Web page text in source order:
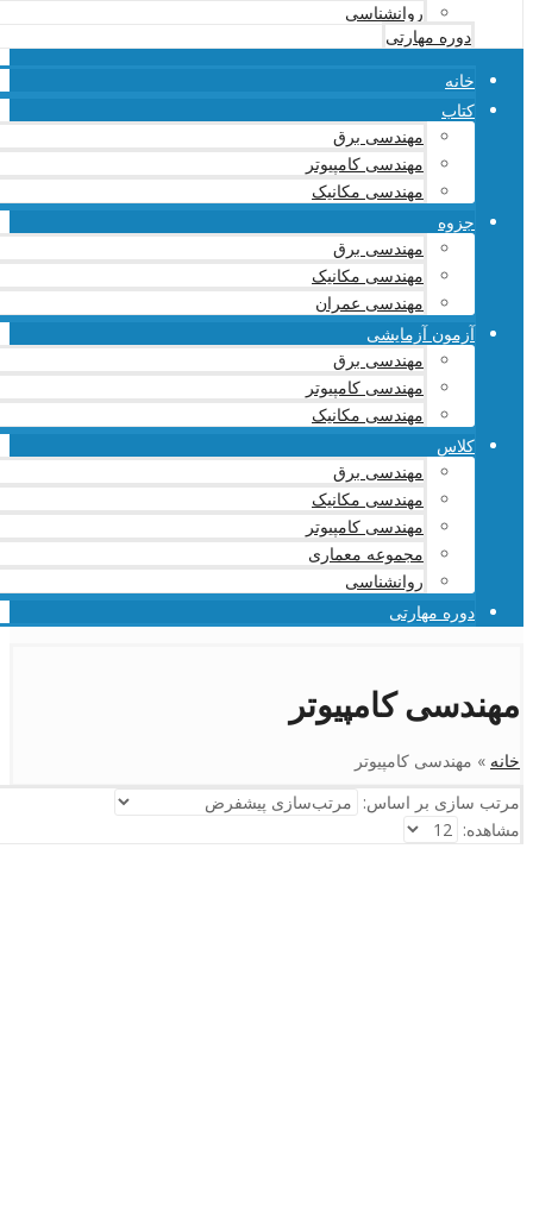
روانشناسی
دوره مهارتی
خانه
کتاب
مهندسی برق
مهندسی کامپیوتر
مهندسی مکانیک
جزوه
مهندسی برق
مهندسی مکانیک
مهندسی عمران
آزمون آزمایشی
مهندسی برق
مهندسی کامپیوتر
مهندسی مکانیک
کلاس
مهندسی برق
مهندسی مکانیک
مهندسی کامپیوتر
مجموعه معماری
روانشناسی
دوره مهارتی
مهندسی کامپیوتر
خانه » مهندسی کامپیوتر
مرتب سازی بر اساس:
مشاهده: